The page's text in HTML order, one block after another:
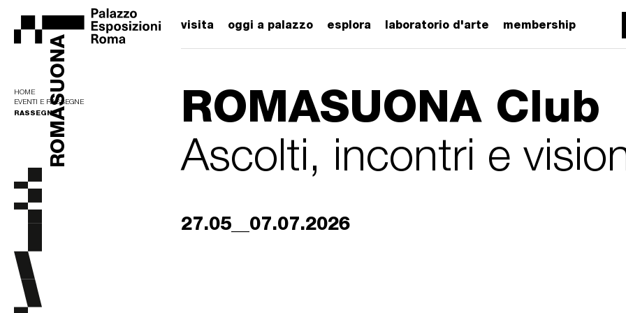
visita oggi a palazzo esplora laboratorio d'arte membership
HOME
EVENTI E RASSEGNE
RASSEGNEROMASUONA ROMASUONA Club
Ascolti, incontri e
27.05__07.07.2026